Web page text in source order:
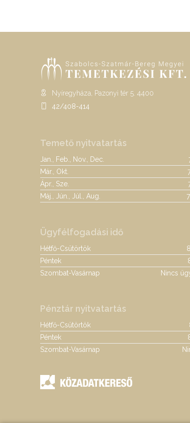
Nyíregyháza, Pazonyi tér 5. 4400
42/408-414
Temető nyitvatartás
Jan., Feb., Nov., Dec.
Már., Okt.
Ápr., Sze.
Máj., Jún., Júl., Aug.
Ügyfélfogadási idő
Hétfő-Csütörtök
Péntek
Szombat-Vasárnap
Nincs
Pénztár nyitvatartás
Hétfő-Csütörtök
Péntek
Szombat-Vasárnap